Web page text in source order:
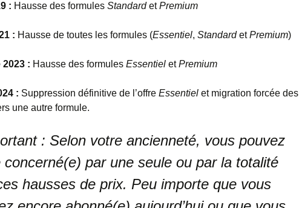
: Hausse des formules StandardetPremium
: Hausse de toutes les formules (Essentiel, StandardetPremium)
: Hausse des formules Essentiel etPremium
: Suppression définitive de l’offre Essentiel et migration forcée des
une autre formule.
: Selon votre ancienneté, vous pouvez
concerné(e) par une seule ou par la totalité
hausses de prix. Peu importe que vous